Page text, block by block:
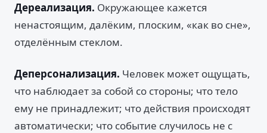
Дереализация. Окружающее кажется
ненастоящим, далёким, плоским, «как во сне»,
отделённым стеклом.
Деперсонализация. Человек может ощущать,
что наблюдает за собой со стороны; что тело
ему не принадлежит; что действия происходят
автоматически; что событие случилось не с